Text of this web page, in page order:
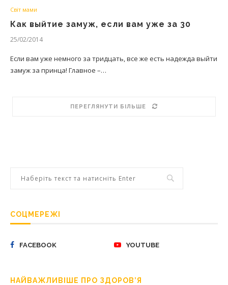
Світ мами
Как выйтие замуж, если вам уже за 30
25/02/2014
Если вам уже немного за тридцать, все же есть надежда выйти
замуж за принца! Главное –…
ПЕРЕГЛЯНУТИ БІЛЬШЕ
СОЦМЕРЕЖІ
FACEBOOK YOUTUBE
НАЙВАЖЛИВІШЕ ПРО ЗДОРОВ’Я